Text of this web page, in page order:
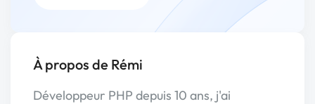
À propos de Rémi
Développeur PHP depuis 10 ans, j'ai